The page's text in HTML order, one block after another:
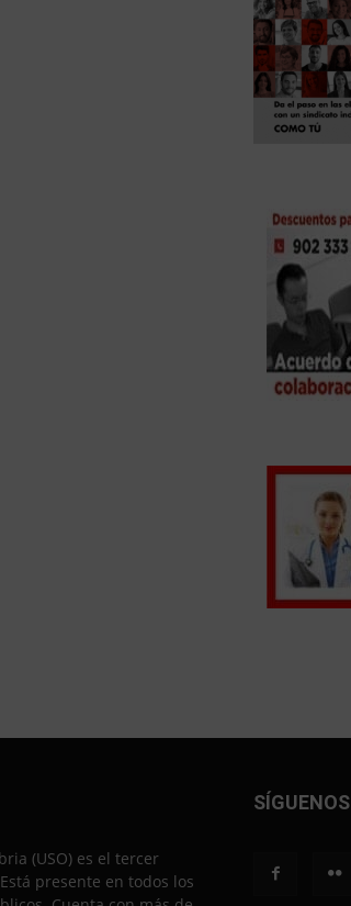
(USO) es el tercer
presente en todos los
SÍGUENOS